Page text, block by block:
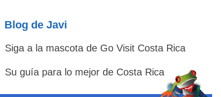
Blog de Javi
Siga a la mascota de Go Visit Costa Rica
Su guía para lo mejor de Costa Rica